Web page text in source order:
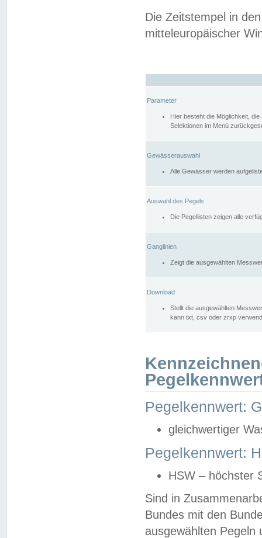
Die Zeitstempel in
mitteleuropäischer
Parameter
Hier besteht die Möglichkeit,
Selektionen im Menü
Gewässerauswahl
Alle Gewässer werden
Auswahl des Pegels
Die Pegellisten zeigen alle
Ganglinien
Zeigt die ausgewählten
Download
Stellt die ausgewählten
kann txt, csv oder zrxp
Pegelkennwert:
gleichwertiger
Pegelkennwert:
HSW – höchster
Sind in
Bundes mit den
ausgewählten